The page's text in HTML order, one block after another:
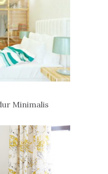
Minimalis